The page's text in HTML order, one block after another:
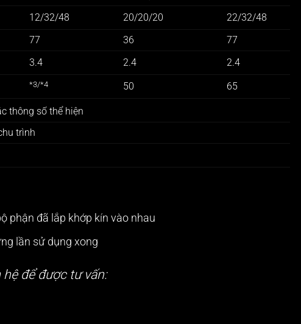
12/32/48 20/20/20
22/32/48
77 36 77
3.4 2.4 2.4
*3/*4 50 65
thông số thể hiện
trình
phận đã lắp khớp kín vào nhau
lần sử dụng xong
để được tư vấn: